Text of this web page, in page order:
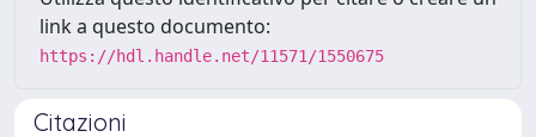
link a questo documento:
https://hdl.handle.net/11571/1550675
Citazioni